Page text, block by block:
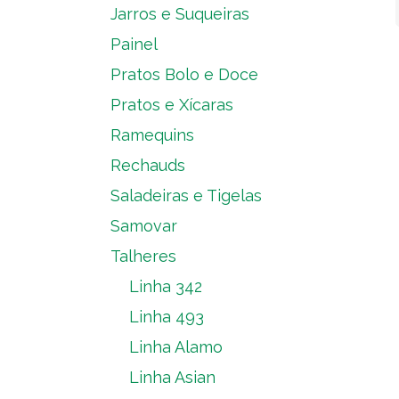
Jarros e Suqueiras
Painel
Pratos Bolo e Doce
Pratos e Xícaras
Ramequins
Rechauds
Saladeiras e Tigelas
Samovar
Talheres
Linha 342
Linha 493
Linha Alamo
Linha Asian